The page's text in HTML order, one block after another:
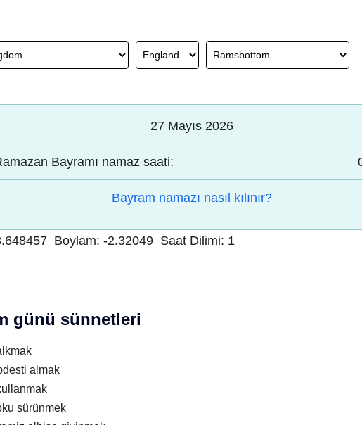
27 Mayıs 2026
Bayramı namaz saati:
Bayram namazı nasıl kılınır?
Boylam: -2.32049 Saat Dilimi: 1
günü sünnetleri
almak
sürünmek